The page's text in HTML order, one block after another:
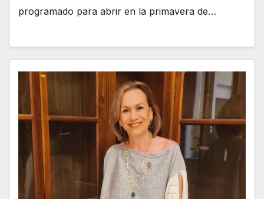
programado para abrir en la primavera de…